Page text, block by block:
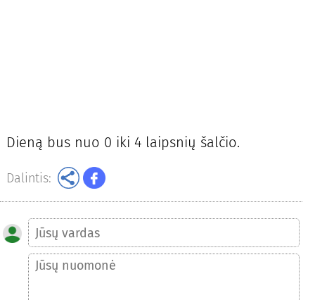
Dieną bus nuo 0 iki 4 laipsnių šalčio.
Dalintis: